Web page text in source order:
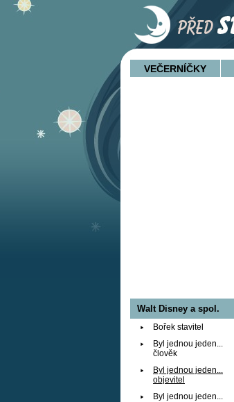
VEČERNÍČKY
Walt Disney a spol.
Bořek stavitel
Byl jednou jeden...
člověk
Byl jednou jeden...
objevitel
Byl jednou jeden...